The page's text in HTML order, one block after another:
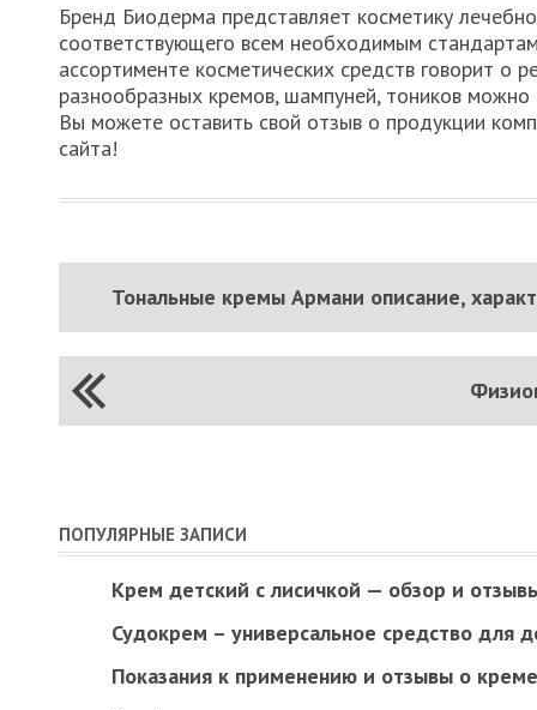
Бренд Биодерма представляет косметику
соответствующего всем необходимым
ассортименте косметических средств говорит о
разнообразных кремов, шампуней, тоников
Вы можете оставить свой отзыв о продукции
сайта!
Тональные кремы Армани описание,
ПОПУЛЯРНЫЕ ЗАПИСИ
Крем детский с лисичкой — обзор и
Судокрем – универсальное средство для
Показания к применению и отзывы о